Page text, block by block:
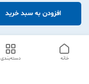
افزودن به سبد خرید
دسته‌بندی خانه